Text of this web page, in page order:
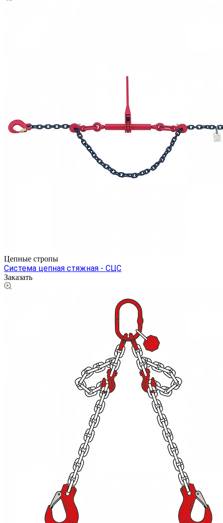
Цепные стропы
Система цепная стяжная - СЦС
Заказать